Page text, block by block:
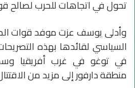
تحول في اتجاهات للحرب لصالح
وأدلى يوسف عزت موفد قوات
السياسي لقائدها بهذه
في توغو في غرب أفريقيا
منطقة دارفور إلى مزيد من